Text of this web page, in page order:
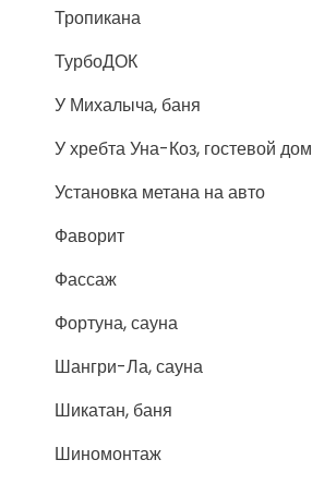
Тропикана
ТурбоДОК
У Михалыча, баня
У хребта Уна-Коз, гостевой дом
Установка метана на авто
Фаворит
Фассаж
Фортуна, сауна
Шангри-Ла, сауна
Шикатан, баня
Шиномонтаж